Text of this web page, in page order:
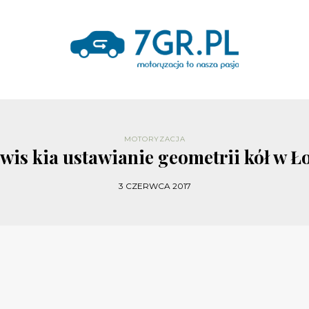
MOTORYZACJA
kia ustawianie geometrii kół w
3 CZERWCA 2017